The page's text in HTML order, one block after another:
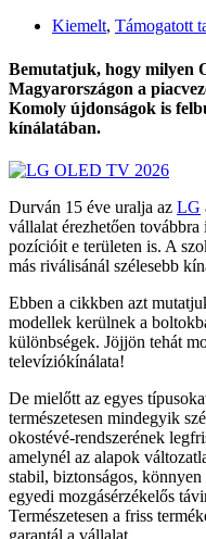
Kiemelt, Támogatott
Bemutatjuk, hogy milyen
Magyarországon a
Komoly újdonságok is
kínálatában.
Durván 15 éve uralja az LG
vállalat érezhetően
pozícióit e területen is. A
más riválisánál szélesebb
Ebben a cikkben azt
modellek kerülnek a
különbségek. Jöjjön tehát
televíziókínálata!
De mielőtt az egyes
természetesen mindegyik
okostévé-rendszerének
amelynél az alapok
stabil, biztonságos,
egyedi mozgásérzékelős
Természetesen a friss
garantál a vállalat.